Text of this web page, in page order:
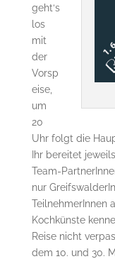
geht‘s
los
mit
der
Vorsp
eise,
um
20
Uhr folgt die
Ihr bereitet
Team-
nur
TeilnehmerInnen
Kochkünste
Reise nicht
dem 10. und 30.